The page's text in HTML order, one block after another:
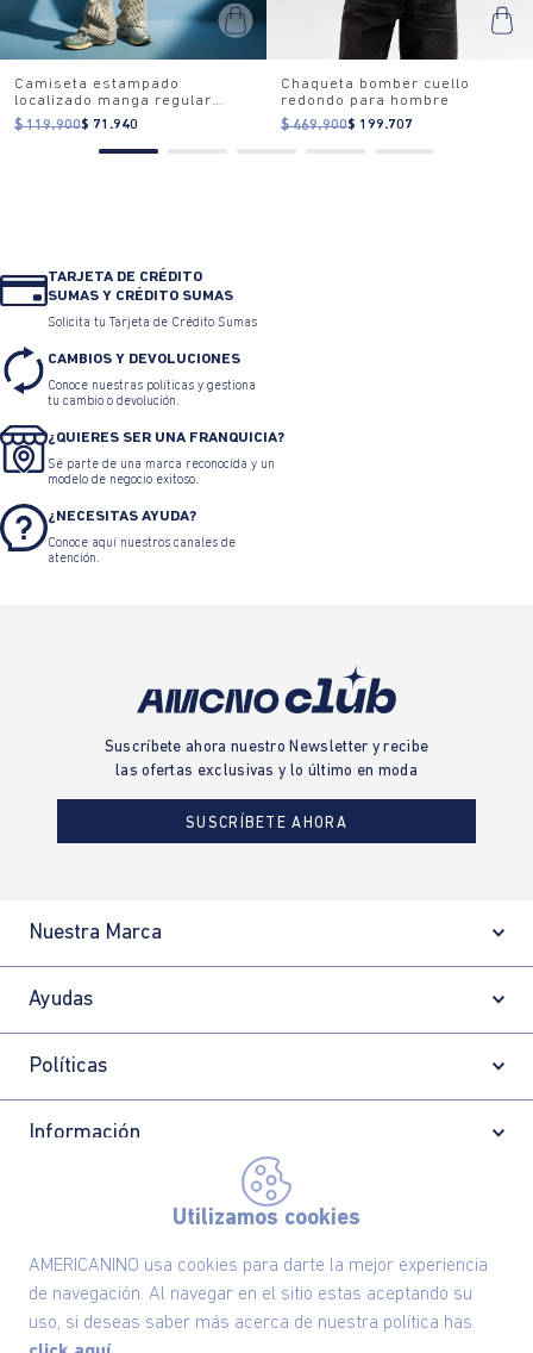
Utilizamos cookies
AMERICANINO usa cookies para darte la mejor experiencia
de navegación. Al navegar en el sitio estas aceptando su
uso, si deseas saber más acerca de nuestra política has
Camiseta estampado
localizado manga regular
cuello redondo para mujer
$ 119.900$ 71.940
Chaqueta bomber cuello
redondo para hombre
$ 469.900$ 199.707
TARJETA DE CRÉDITO
SUMAS Y CRÉDITO SUMAS
Solicita tu Tarjeta de Crédito Sumas
CAMBIOS Y DEVOLUCIONES
Conoce nuestras políticas y gestiona
tu cambio o devolución.
¿QUIERES SER UNA FRANQUICIA?
Sé parte de una marca reconocida y un
modelo de negocio exitoso.
¿NECESITAS AYUDA?
Conoce aquí nuestros canales de
atención.
Suscríbete ahora nuestro Newsletter y recibe
las ofertas exclusivas y lo último en moda
SUSCRÍBETE AHORA
Nuestra Marca
Ayudas
Políticas
Información
Localizador de tiendas